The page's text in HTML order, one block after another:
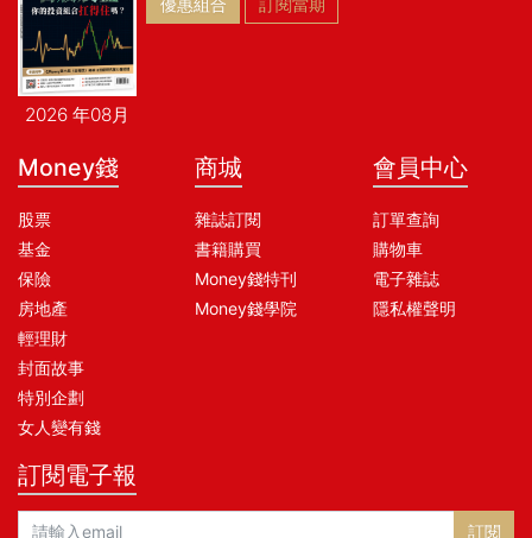
2026 年08月
優惠組合 訂閱當期
Money錢
股票
基金
保險
房地產
輕理財
封面故事
特別企劃
女人變有錢
商城
雜誌訂閱
書籍購買
Money錢特刊
Money錢學院
會員中心
訂單查詢
購物車
電子雜誌
隱私權聲明
訂閱電子報
訂閱